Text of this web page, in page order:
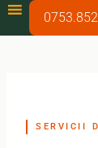
SERVICII